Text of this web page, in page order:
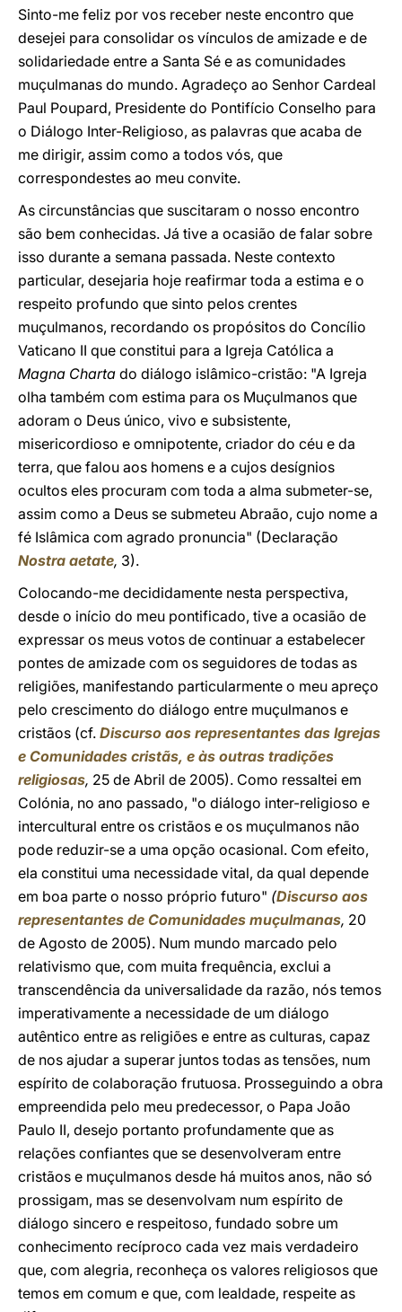
Sinto-me feliz por vos receber neste encontro que
desejei para consolidar os vínculos de amizade e de
solidariedade entre a Santa Sé e as comunidades
muçulmanas do mundo. Agradeço ao Senhor Cardeal
Paul Poupard, Presidente do Pontifício Conselho para
o Diálogo Inter-Religioso, as palavras que acaba de
me dirigir, assim como a todos vós, que
correspondestes ao meu convite.
As circunstâncias que suscitaram o nosso encontro
são bem conhecidas. Já tive a ocasião de falar sobre
isso durante a semana passada. Neste contexto
particular, desejaria hoje reafirmar toda a estima e o
respeito profundo que sinto pelos crentes
muçulmanos, recordando os propósitos do Concílio
Vaticano II que constitui para a Igreja Católica a
Magna Charta do diálogo islâmico-cristão: "A Igreja
olha também com estima para os Muçulmanos que
adoram o Deus único, vivo e subsistente,
misericordioso e omnipotente, criador do céu e da
terra, que falou aos homens e a cujos desígnios
ocultos eles procuram com toda a alma submeter-se,
assim como a Deus se submeteu Abraão, cujo nome a
fé Islâmica com agrado pronuncia" (Declaração
Nostra aetate, 3).
Colocando-me decididamente nesta perspectiva,
desde o início do meu pontificado, tive a ocasião de
expressar os meus votos de continuar a estabelecer
pontes de amizade com os seguidores de todas as
religiões, manifestando particularmente o meu apreço
pelo crescimento do diálogo entre muçulmanos e
cristãos (cf. Discurso aos representantes das Igrejas
e Comunidades cristãs, e às outras tradições
religiosas, 25 de Abril de 2005). Como ressaltei em
Colónia, no ano passado, "o diálogo inter-religioso e
intercultural entre os cristãos e os muçulmanos não
pode reduzir-se a uma opção ocasional. Com efeito,
ela constitui uma necessidade vital, da qual depende
em boa parte o nosso próprio futuro" (Discurso aos
representantes de Comunidades muçulmanas, 20
de Agosto de 2005). Num mundo marcado pelo
relativismo que, com muita frequência, exclui a
transcendência da universalidade da razão, nós temos
imperativamente a necessidade de um diálogo
autêntico entre as religiões e entre as culturas, capaz
de nos ajudar a superar juntos todas as tensões, num
espírito de colaboração frutuosa. Prosseguindo a obra
empreendida pelo meu predecessor, o Papa João
Paulo II, desejo portanto profundamente que as
relações confiantes que se desenvolveram entre
cristãos e muçulmanos desde há muitos anos, não só
prossigam, mas se desenvolvam num espírito de
diálogo sincero e respeitoso, fundado sobre um
conhecimento recíproco cada vez mais verdadeiro
que, com alegria, reconheça os valores religiosos que
temos em comum e que, com lealdade, respeite as